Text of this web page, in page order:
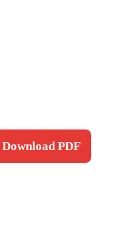
Download PDF